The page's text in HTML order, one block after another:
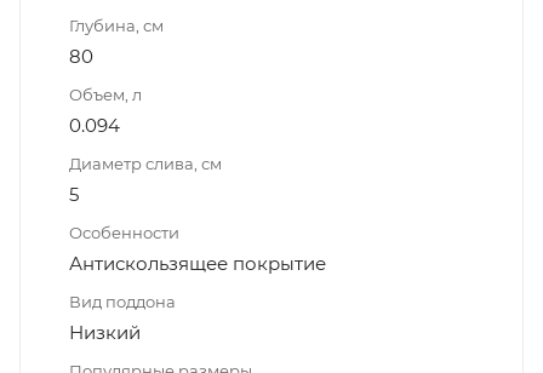
Глубина, см
80
Объем, л
0.094
Диаметр слива, см
5
Особенности
Антискользящее покрытие
Вид поддона
Низкий